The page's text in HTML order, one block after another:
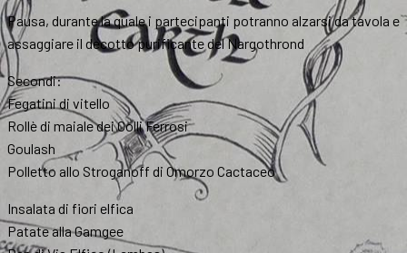
Pausa, durante la quale i partecipanti potranno alzarsi da tavola e
assaggiare il decotto purificante del Nargothrond
Secondi:
Fegatini di vitello
Rollè di maiale dei Colli Ferrosi
Goulash
Polletto allo Stroganoff di Omorzo Cactaceo
Insalata di fiori elfica
Patate alla Gamgee